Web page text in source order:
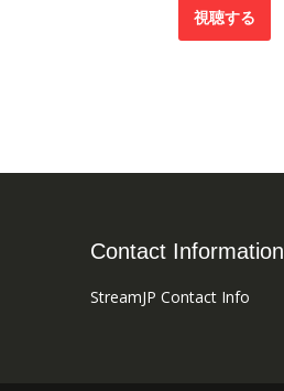
視聴する
Contact Information
StreamJP Contact Info